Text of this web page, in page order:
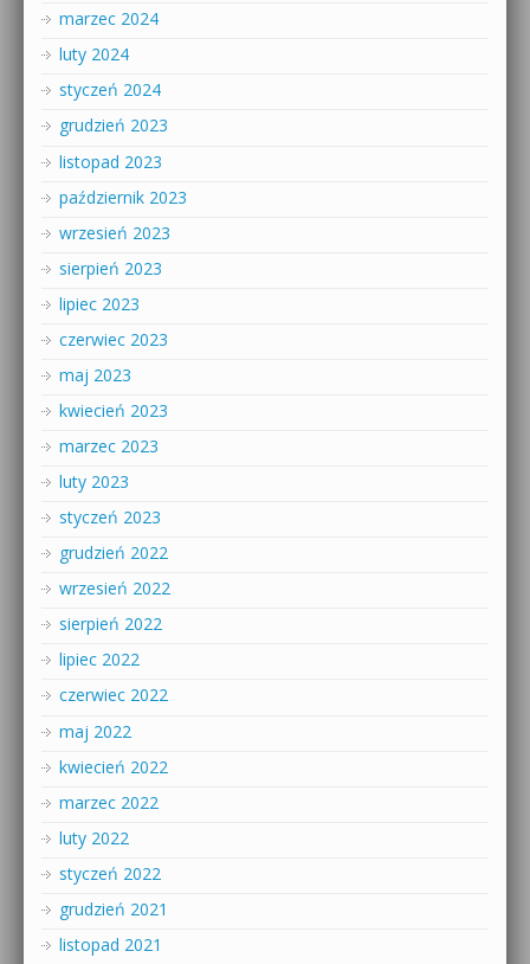
marzec 2024
luty 2024
styczeń 2024
grudzień 2023
listopad 2023
październik 2023
wrzesień 2023
sierpień 2023
lipiec 2023
czerwiec 2023
maj 2023
kwiecień 2023
marzec 2023
luty 2023
styczeń 2023
grudzień 2022
wrzesień 2022
sierpień 2022
lipiec 2022
czerwiec 2022
maj 2022
kwiecień 2022
marzec 2022
luty 2022
styczeń 2022
grudzień 2021
listopad 2021